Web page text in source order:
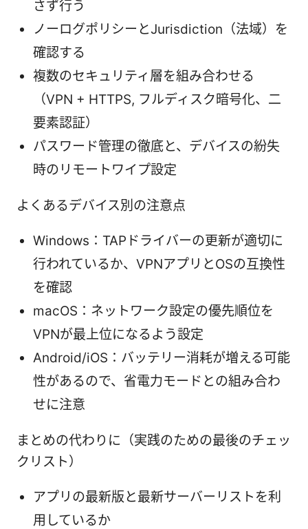
さず行う
ノーログポリシーとJurisdiction（法域）を
確認する
複数のセキュリティ層を組み合わせる
（VPN + HTTPS, フルディスク暗号化、二
要素認証）
パスワード管理の徹底と、デバイスの紛失
時のリモートワイプ設定
よくあるデバイス別の注意点
Windows：TAPドライバーの更新が適切に
行われているか、VPNアプリとOSの互換性
を確認
macOS：ネットワーク設定の優先順位を
VPNが最上位になるよう設定
Android/iOS：バッテリー消耗が増える可能
性があるので、省電力モードとの組み合わ
せに注意
まとめの代わりに（実践のための最後のチェッ
クリスト）
アプリの最新版と最新サーバーリストを利
用しているか